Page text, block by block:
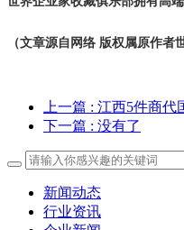
（文章源自网络 版权属原作者
上一篇 : 江西5件商代
下一篇 : 没有了
新闻动态
行业资讯